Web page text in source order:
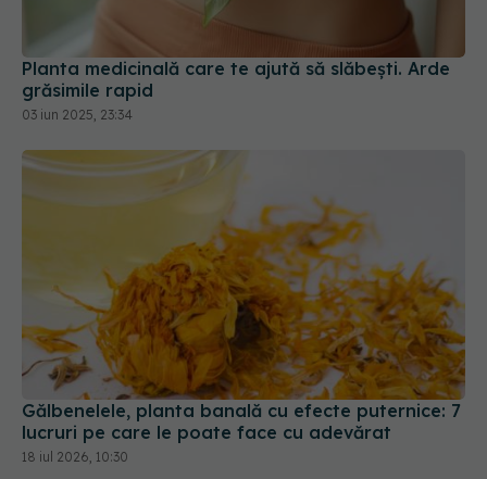
Planta medicinală care te ajută să slăbești. Arde
grăsimile rapid
03 iun 2025, 23:34
Gălbenelele, planta banală cu efecte puternice: 7
lucruri pe care le poate face cu adevărat
18 iul 2026, 10:30